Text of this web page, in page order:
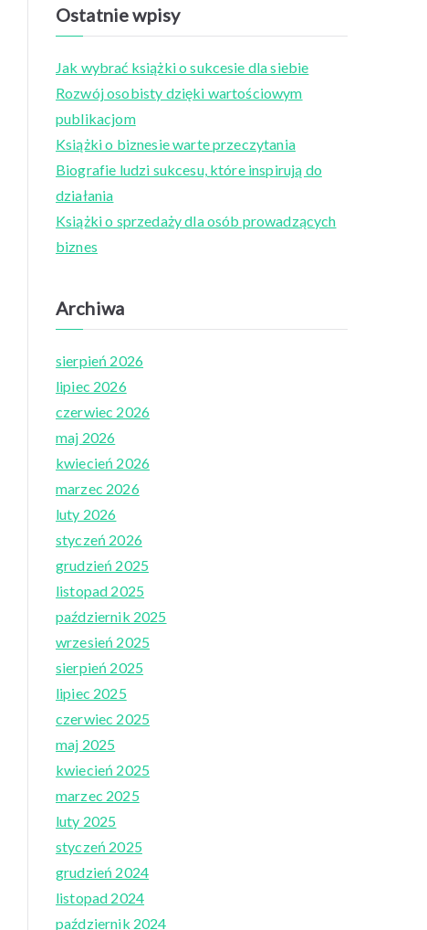
Ostatnie wpisy
Jak wybrać książki o sukcesie dla siebie
Rozwój osobisty dzięki wartościowym
publikacjom
Książki o biznesie warte przeczytania
Biografie ludzi sukcesu, które inspirują do
działania
Książki o sprzedaży dla osób prowadzących
biznes
Archiwa
sierpień 2026
lipiec 2026
czerwiec 2026
maj 2026
kwiecień 2026
marzec 2026
luty 2026
styczeń 2026
grudzień 2025
listopad 2025
październik 2025
wrzesień 2025
sierpień 2025
lipiec 2025
czerwiec 2025
maj 2025
kwiecień 2025
marzec 2025
luty 2025
styczeń 2025
grudzień 2024
listopad 2024
październik 2024